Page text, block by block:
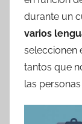
durante un
varios
seleccionen
tantos que
las